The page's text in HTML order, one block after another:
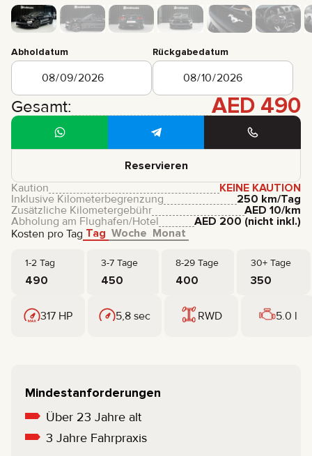
Abholdatum Rückgabedatum
Gesamt: AED 490
Reservieren
Kosten pro Tag Tag Woche Monat
1-2 Tag 3-7 Tage 8-29 Tage 30+ Tage
490 450 400 350
Kaution
KEINE KAUTION
Inklusive Kilometerbegrenzung
250 km/Tag
Zusätzliche Kilometergebühr
AED 10/km
Abholung am Flughafen/Hotel
AED 200 (nicht inkl.)
317 HP 5,8 sec RWD 5.0 l
Mindestanforderungen
Über 23 Jahre alt
3 Jahre Fahrpraxis